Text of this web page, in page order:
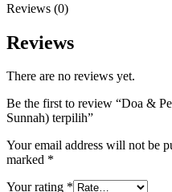
Reviews (0)
Reviews
There are no reviews yet.
Be the first to review “Doa &
Sunnah) terpilih”
Your email address will not be
marked *
Your rating *